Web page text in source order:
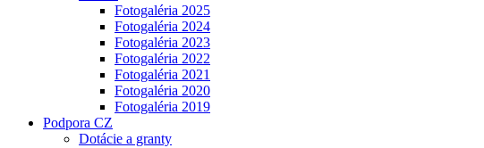
Fotogaléria 2025
Fotogaléria 2024
Fotogaléria 2023
Fotogaléria 2022
Fotogaléria 2021
Fotogaléria 2020
Fotogaléria 2019
Podpora CZ
Dotácie a granty